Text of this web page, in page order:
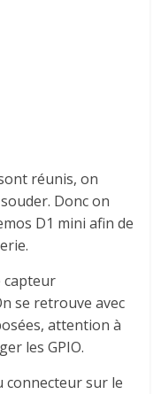
réunis, on
Donc on
D1 mini afin de
capteur
se retrouve avec
attention à
les GPIO.
connecteur sur le